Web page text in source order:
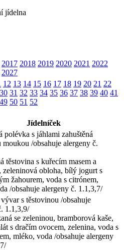
jídelna
2017 2018 2019 2020 2021 2022
2027
12 13 14 15 16 17 18 19 20 21 22
30 31 32 33 34 35 36 37 38 39 40 41
49 50 51 52
Jídelníček
polévka s jáhlami zahuštěná
moukou /obsahuje alergeny č.
těstovina s kuřecím masem a
zeleninová obloha, bílý jogurt s
žahourem, voda s citrónem,
/obsahuje alergeny č. 1.1,3,7/
s těstovinou /obsahuje
1.1,3,9/
se zeleninou, bramborová kaše,
s dračím ovocem, zelenina, voda s
mléko, voda /obsahuje alergeny